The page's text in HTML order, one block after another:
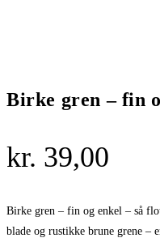
Birke gren – fin
kr. 39,00
Birke gren – fin og enkel – så
blade og rustikke brune grene –